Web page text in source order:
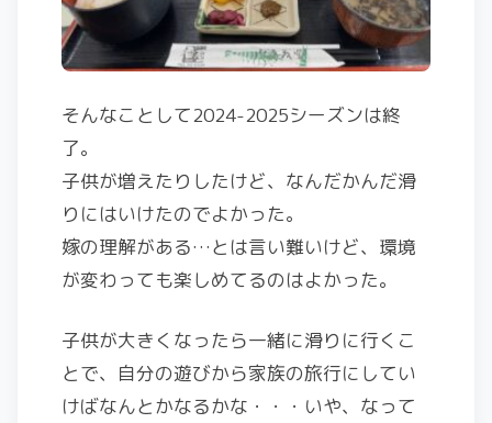
そんなことして2024-2025シーズンは終
了。
子供が増えたりしたけど、なんだかんだ滑
りにはいけたのでよかった。
嫁の理解がある…とは言い難いけど、環境
が変わっても楽しめてるのはよかった。
子供が大きくなったら一緒に滑りに行くこ
とで、自分の遊びから家族の旅行にしてい
けばなんとかなるかな・・・いや、なって